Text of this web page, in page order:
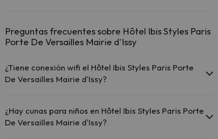
Preguntas frecuentes sobre Hôtel Ibis Styles Paris
Porte De Versailles Mairie d'Issy
¿Tiene conexión wifi el Hôtel Ibis Styles Paris Porte
De Versailles Mairie d'Issy?
ofrece Wi-Fi gratuito en todo el hotel.
El Hôtel Ibis Styles Paris Porte De Versailles Mairie d'Issy
ofrece Wi-Fi gratuito en zonas comunes.
¿Hay cunas para niños en Hôtel Ibis Styles Paris Porte
De Versailles Mairie d'Issy?